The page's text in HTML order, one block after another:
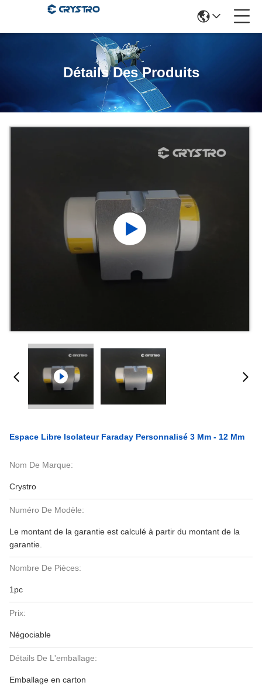
Détails Des Produits
Espace Libre Isolateur Faraday Personnalisé 3 Mm - 12 Mm
Nom De Marque:
Crystro
Numéro De Modèle:
Le montant de la garantie est calculé à partir du montant de la
garantie.
Nombre De Pièces:
1pc
Prix:
Négociable
Détails De L'emballage:
Emballage en carton